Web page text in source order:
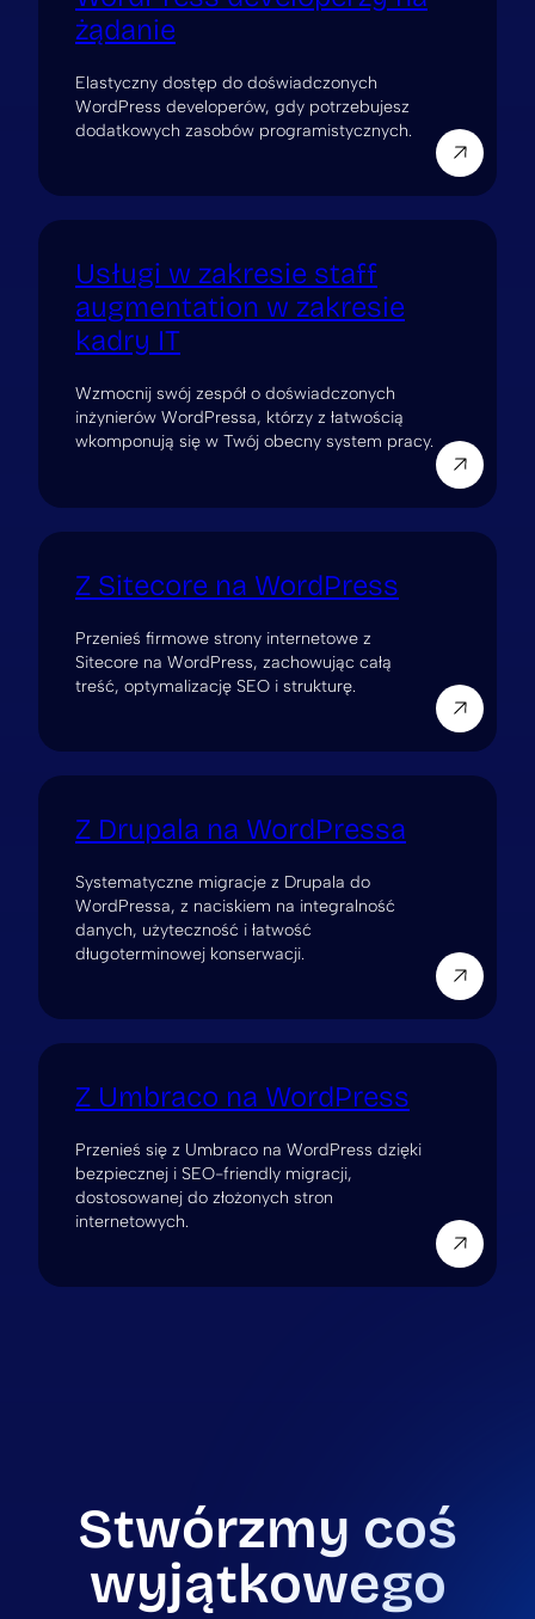
żądanie
Elastyczny dostęp do doświadczonych
WordPress developerów, gdy potrzebujesz
dodatkowych zasobów programistycznych.
Usługi w zakresie staff
augmentation w zakresie
kadry IT
Wzmocnij swój zespół o doświadczonych
inżynierów WordPressa, którzy z łatwością
wkomponują się w Twój obecny system pracy.
Z Sitecore na WordPress
Przenieś firmowe strony internetowe z
Sitecore na WordPress, zachowując całą
treść, optymalizację SEO i strukturę.
Z Drupala na WordPressa
Systematyczne migracje z Drupala do
WordPressa, z naciskiem na integralność
danych, użyteczność i łatwość
długoterminowej konserwacji.
Z Umbraco na WordPress
Przenieś się z Umbraco na WordPress dzięki
bezpiecznej i SEO-friendly migracji,
dostosowanej do złożonych stron
internetowych.
Stwórzmy coś
wyjątkowego